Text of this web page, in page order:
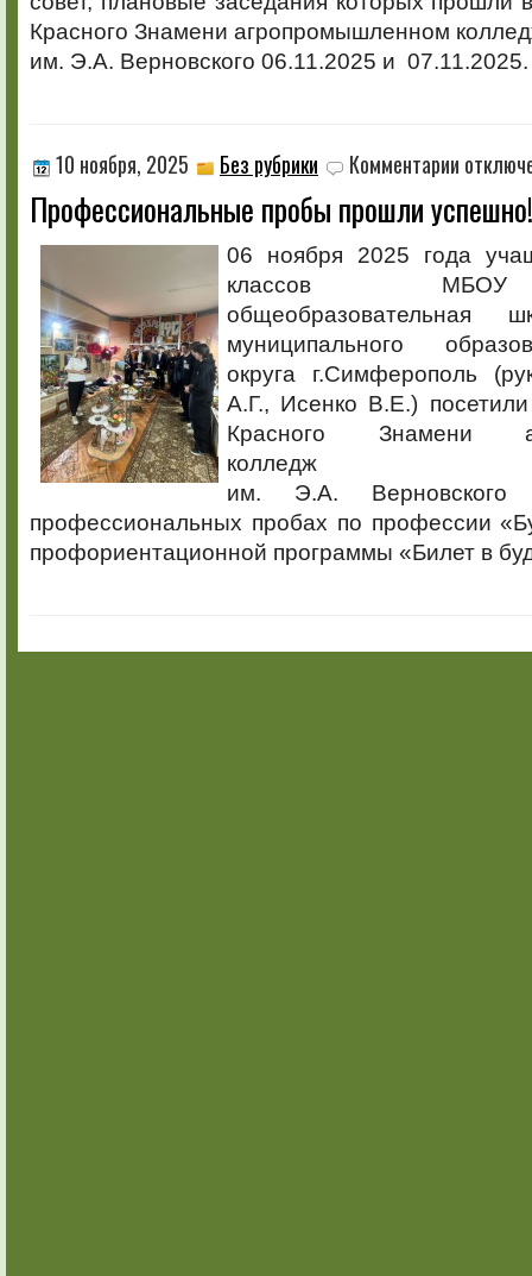
Красного Знамени агропромышленном
им. Э.А. Верновского 06.11.2025 и 07.11.2025.
10 ноября, 2025 Без рубрики Комментарии записи
пробы
успешно!
Профессиональные пробы прошли успешно!
06 ноября 2025 года
классов
муниципального
округа г.Симферополь
А.Г., Исенко В.Е.)
Красного Знамени
колледж
им. Э.А.
профессиональных пробах по профессии
профориентационной программы «Билет в